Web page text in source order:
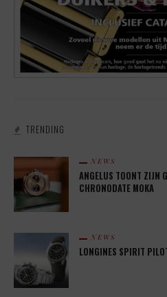
TRENDING
NEWS
ANGELUS TOONT ZIJN
CHRONODATE MOKA
NEWS
LONGINES SPIRIT